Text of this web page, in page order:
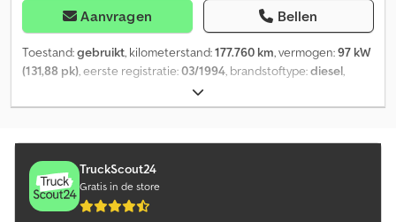
Aanvragen Bellen
Toestand:gebruikt, kilometerstand:177.760 km, vermogen:97 kW
(131,88 pk) , eerste registratie:03/1994 , brandstoftype:diesel
, maximaal laadgewicht:
totaalgewicht:13.000 kg, bandenmaten:10R22.5, asconfiguratie:
dagcabine, soort overbrenging:mechanisch, emissieklasse:
euro1, ophanging: staal, aantal zitplaatsen:
3.800 mm , laadruimtebreedte:
mm, Uitrusting:aanhangwagenkoppeling, cabine,
TruckScout24
Gratis in de store